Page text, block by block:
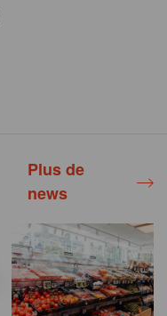
Plus de
news